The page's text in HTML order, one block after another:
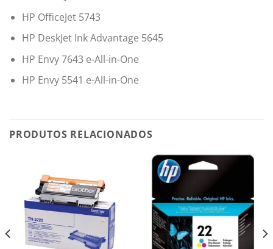
HP OfficeJet 5743
HP DeskJet Ink Advantage 5645
HP Envy 7643 e-All-in-One
HP Envy 5541 e-All-in-One
PRODUTOS RELACIONADOS